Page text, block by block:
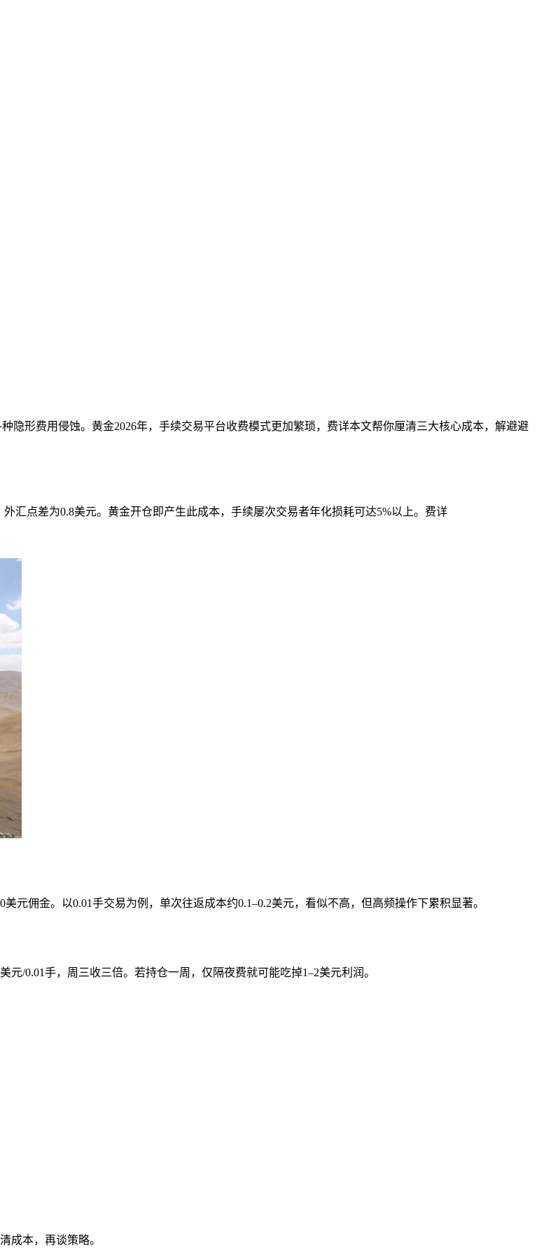
隐形费用侵蚀。黄金2026年，手续交易平台收费模式更加繁琐，费详本文帮你厘清三大核心成本，解避避
外汇点差为0.8美元。黄金开仓即产生此成本，手续屡次交易者年化损耗可达5%以上。费详
元佣金。以0.01手交易为例，单次往返成本约0.1–0.2美元，看似不高，但高频操作下累积显著。
/0.01手，周三收三倍。若持仓一周，仅隔夜费就可能吃掉1–2美元利润。
成本，再谈策略。